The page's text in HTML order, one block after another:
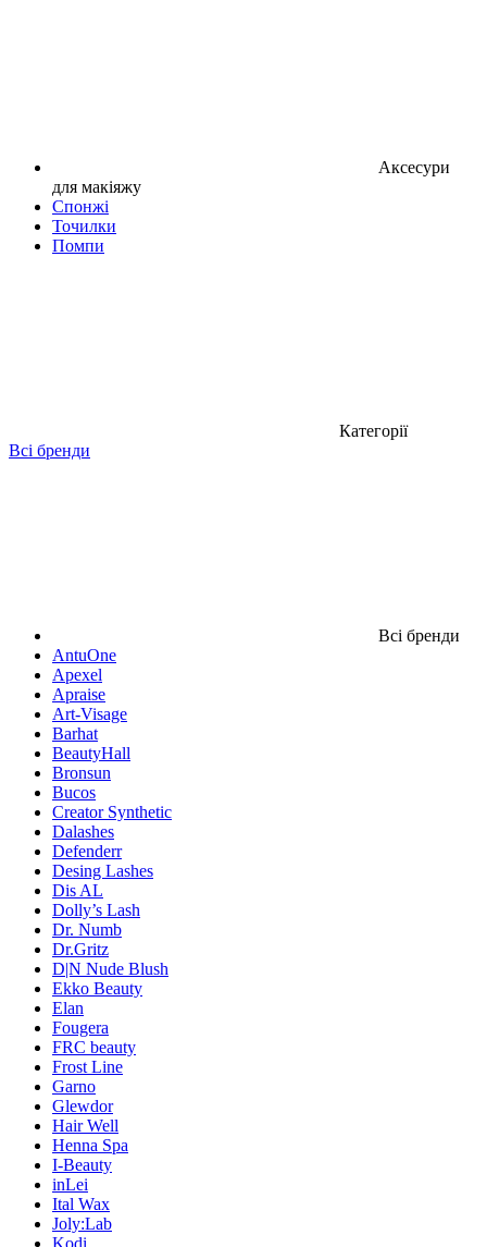
Аксесури
для макіяжу
Спонжі
Точилки
Помпи
Категорії
Всі бренди
Всі бренди
AntuOne
Apexel
Apraise
Art-Visage
Barhat
BeautyHall
Bronsun
Bucos
Creator Synthetic
Dalashes
Defenderr
Desing Lashes
Dis AL
Dolly’s Lash
Dr. Numb
Dr.Gritz
D|N Nude Blush
Ekko Beauty
Elan
Fougera
FRC beauty
Frost Line
Garno
Glewdor
Hair Well
Henna Spa
I-Beauty
inLei
Ital Wax
Joly:Lab
Kodi